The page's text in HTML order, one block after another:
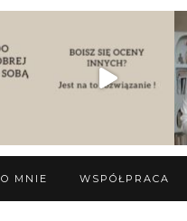
O MNIE WSPÓŁPRACA